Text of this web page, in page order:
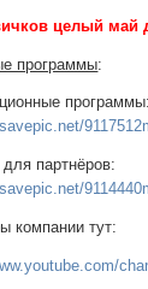
целый май
программы:
программы:
партнёров:
компании тут: